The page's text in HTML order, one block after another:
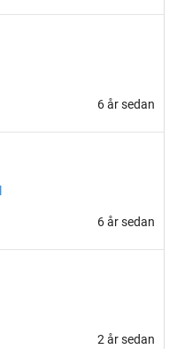
6 år sedan
6 år sedan
2 år sedan